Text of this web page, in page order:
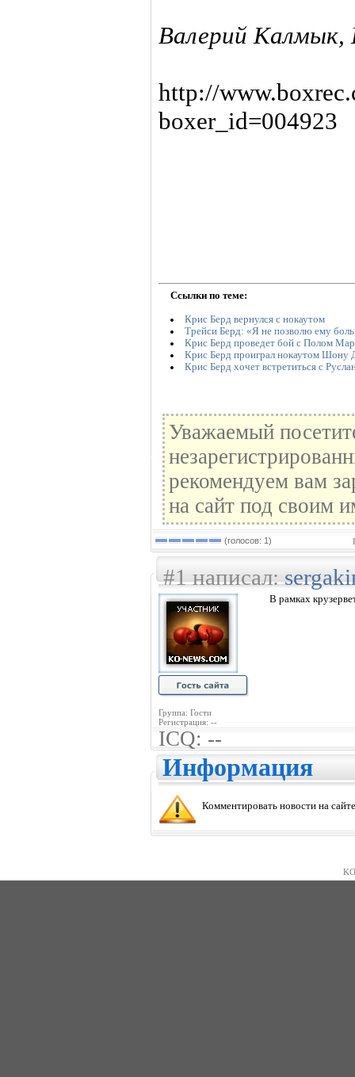
Валерий Калмык,
http://
boxer_id=004923
Ссылки по теме:
Крис Берд вернулся с нокаутом
Трейси Берд: «Я не позволю ему
Крис Берд проведет бой с Полом
Крис Берд проиграл нокаутом Шону
Крис Берд хочет встретиться с
Уважаемый
рекомендуем вам
на сайт под своим
(голосов: 1)
#1 написал:
Группа: Гости
Регистрация: --
В рамках
ICQ: --
Информация
Комментировать новости на